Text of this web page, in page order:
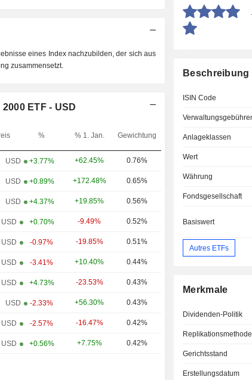
eines Index nachzubilden, der sich aus
zusammensetzt.
ETF - USD
% % 1. Jan. Gewichtung
USD +3.77% +62.45% 0.76%
USD +0.89% +172.48% 0.65%
USD +4.37% +19.85% 0.56%
USD +0.70% -9.49% 0.52%
USD -0.97% -19.85% 0.51%
USD -3.41% +10.40% 0.44%
USD +4.73% -23.53% 0.43%
USD -2.33% +56.30% 0.43%
USD -2.57% -16.47% 0.42%
USD +0.56% +7.75% 0.42%
Beschreibung
ISIN Code
Anlageklassen
Wert
Währung
Fondsgesellschaft
Basiswert
Autres ETFs
Merkmale
Dividenden-Politik
Replikationsmethode
Gerichtsstand
Erstellungsdatum